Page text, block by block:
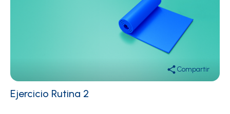
Compartir
Ejercicio Rutina 2